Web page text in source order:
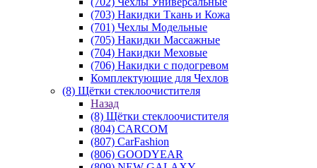
(703) Накидки Ткань и Кожа
(701) Чехлы Модельные
(705) Накидки Массажные
(704) Накидки Меховые
(706) Накидки с подогревом
Комплектующие для Чехлов
(8) Щётки стеклоочистителя
Назад
(8) Щётки стеклоочистителя
(804) CARCOM
(807) CarFashion
(806) GOODYEAR